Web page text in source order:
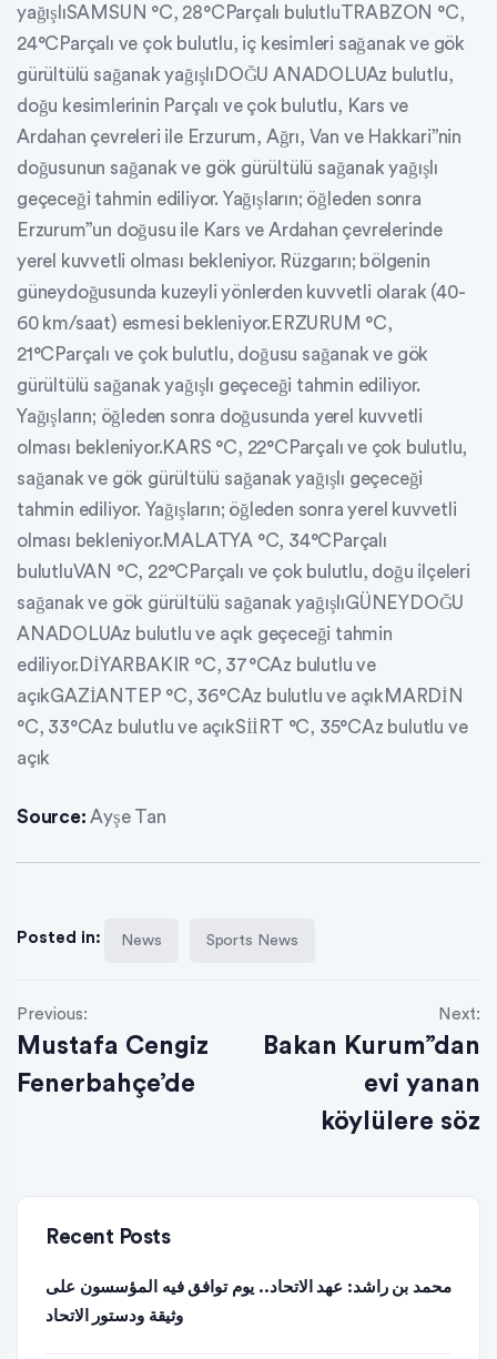
yağışlıSAMSUN °C, 28°CParçalı bulutluTRABZON °C,
24°CParçalı ve çok bulutlu, iç kesimleri sağanak ve gök
gürültülü sağanak yağışlıDOĞU ANADOLUAz bulutlu,
doğu kesimlerinin Parçalı ve çok bulutlu, Kars ve
Ardahan çevreleri ile Erzurum, Ağrı, Van ve Hakkari”nin
doğusunun sağanak ve gök gürültülü sağanak yağışlı
geçeceği tahmin ediliyor. Yağışların; öğleden sonra
Erzurum”un doğusu ile Kars ve Ardahan çevrelerinde
yerel kuvvetli olması bekleniyor. Rüzgarın; bölgenin
güneydoğusunda kuzeyli yönlerden kuvvetli olarak (40-
60 km/saat) esmesi bekleniyor.ERZURUM °C,
21°CParçalı ve çok bulutlu, doğusu sağanak ve gök
gürültülü sağanak yağışlı geçeceği tahmin ediliyor.
Yağışların; öğleden sonra doğusunda yerel kuvvetli
olması bekleniyor.KARS °C, 22°CParçalı ve çok bulutlu,
sağanak ve gök gürültülü sağanak yağışlı geçeceği
tahmin ediliyor. Yağışların; öğleden sonra yerel kuvvetli
olması bekleniyor.MALATYA °C, 34°CParçalı
bulutluVAN °C, 22°CParçalı ve çok bulutlu, doğu ilçeleri
sağanak ve gök gürültülü sağanak yağışlıGÜNEYDOĞU
ANADOLUAz bulutlu ve açık geçeceği tahmin
ediliyor.DİYARBAKIR °C, 37°CAz bulutlu ve
açıkGAZİANTEP °C, 36°CAz bulutlu ve açıkMARDİN
°C, 33°CAz bulutlu ve açıkSİİRT °C, 35°CAz bulutlu ve
açık
Source: Ayşe Tan
Posted in: News Sports News
Previous:
Mustafa Cengiz
Fenerbahçe’de
Next:
Bakan Kurum”dan
evi yanan
köylülere söz
Recent Posts
محمد بن راشد: عهد الاتحاد.. يوم توافق فيه المؤسسون على
وثيقة ودستور الاتحاد